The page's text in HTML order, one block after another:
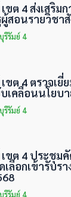
ต 4 ส่งเสริมก
ผู้สอนรายวิชา
รีรัมย์ 4
ต 4 ตรวจเยี่ย
เคลื่อนนโยบ
รีรัมย์ 4
ขต 4 ประชุม
ลือกเข้ารับรา
รีรัมย์ 4